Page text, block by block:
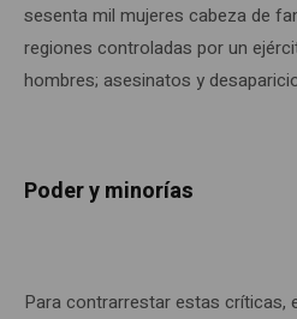
sesenta mil mujeres cabeza de
regiones controladas por un
hombres; asesinatos y
Poder y minorías
Para contrarrestar estas críticas,